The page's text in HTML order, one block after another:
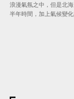
浪漫氣氛之中，但是北
半年時間，加上氣候變